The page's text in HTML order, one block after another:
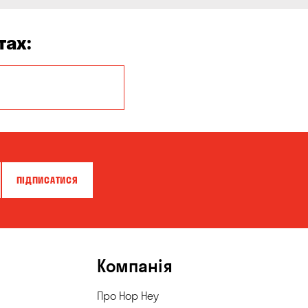
Вишневе
ПІДПИСАТИСЯ
Компанія
Про Hop Hey